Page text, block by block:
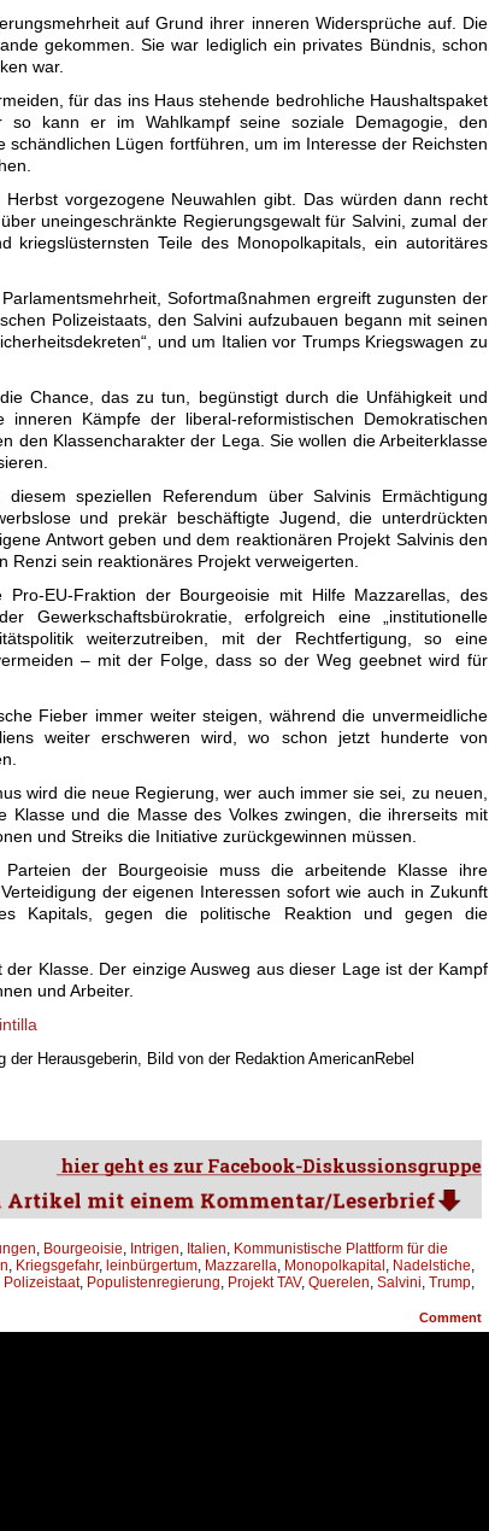
auf Grund ihrer inneren Widersprüche auf. Die
gekommen. Sie war lediglich ein privates Bündnis, schon
war.
für das ins Haus stehende bedrohliche Haushaltspaket
so kann er im Wahlkampf seine soziale Demagogie, den
schändlichen Lügen fortführen, um im Interesse der Reichsten
vorgezogene Neuwahlen gibt. Das würden dann recht
uneingeschränkte Regierungsgewalt für Salvini, zumal der
kriegslüsternsten Teile des Monopolkapitals, ein autoritäres
Sofortmaßnahmen ergreift zugunsten der
Polizeistaats, den Salvini aufzubauen begann mit seinen
und um Italien vor Trumps Kriegswagen zu
Chance, das zu tun, begünstigt durch die Unfähigkeit und
Kämpfe der liberal-reformistischen Demokratischen
den Klassencharakter der Lega. Sie wollen die Arbeiterklasse
speziellen Referendum über Salvinis Ermächtigung
und prekär beschäftigte Jugend, die unterdrückten
Antwort geben und dem reaktionären Projekt Salvinis den
sein reaktionäres Projekt verweigerten.
EU-Fraktion der Bourgeoisie mit Hilfe Mazzarellas, des
Gewerkschaftsbürokratie, erfolgreich eine „institutionelle
weiterzutreiben, mit der Rechtfertigung, so eine
– mit der Folge, dass so der Weg geebnet wird für
Fieber immer weiter steigen, während die unvermeidliche
weiter erschweren wird, wo schon jetzt hunderte von
wird die neue Regierung, wer auch immer sie sei, zu neuen,
Klasse und die Masse des Volkes zwingen, die ihrerseits mit
und Streiks die Initiative zurückgewinnen müssen.
der Bourgeoisie muss die arbeitende Klasse ihre
der eigenen Interessen sofort wie auch in Zukunft
Kapitals, gegen die politische Reaktion und gegen die
Klasse. Der einzige Ausweg aus dieser Lage ist der Kampf
und Arbeiter.
Herausgeberin, Bild von der Redaktion AmericanRebel
, Bourgeoisie, Intrigen, Italien, Kommunistische Plattform für die
, Kriegsgefahr, leinbürgertum, Mazzarella, Monopolkapital , Nadelstiche,
Polizeistaat, Populistenregierung, Projekt TAV, Querelen, Salvini, Trump,
Comment